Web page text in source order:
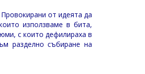
от идеята да
използваме в бита,
с които дефилираха в
разделно събиране на